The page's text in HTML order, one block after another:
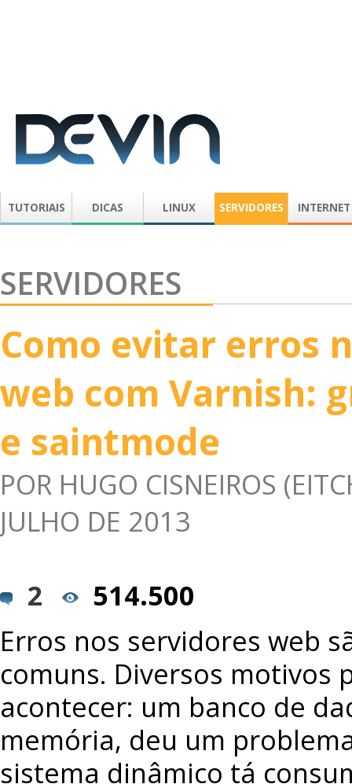
TUTORIAIS DICAS LINUX SERVIDORES INTERNET
SERVIDORES
Como evitar erros
web com Varnish:
e saintmode
POR HUGO CISNEIROS
JULHO DE 2013
2
514.500
Erros nos servidores web
comuns. Diversos motivos
acontecer: um banco de
memória, deu um
sistema dinâmico tá